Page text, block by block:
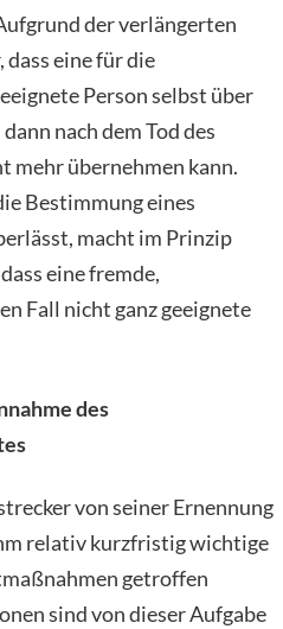
der verlängerten
dass eine für die
Person selbst über
nach dem Tod des
mehr übernehmen kann.
Bestimmung eines
macht im Prinzip
eine fremde,
Fall nicht ganz geeignete
des
von seiner Ernennung
relativ kurzfristig wichtige
getroffen
sind von dieser Aufgabe